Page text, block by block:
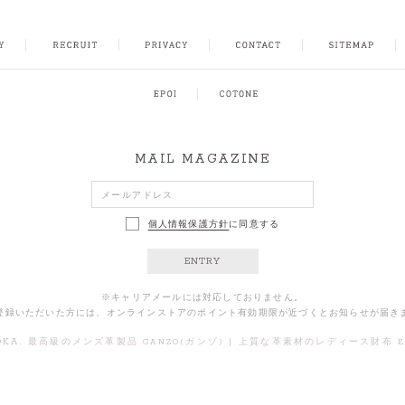
CONTACT SITEMAP FACEBOOKINSTAGRAM
MAIL MAGAZINE
個人情報保護方針に同意する
ENTRY
※キャリアメールには対応しておりません。
いただいた方には、オンラインストアのポイント有効期限が近づくとお知らせが届き
最高級のメンズ革製品 GANZO(ガンゾ) | 上質な革素材のレディース財布